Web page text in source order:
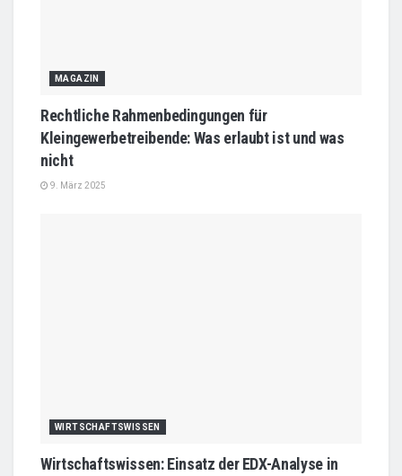
MAGAZIN
Rechtliche Rahmenbedingungen für
Kleingewerbetreibende: Was erlaubt ist und was
nicht
9. März 2025
WIRTSCHAFTSWISSEN
Wirtschaftswissen: Einsatz der EDX-Analyse in